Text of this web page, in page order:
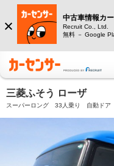
中古車情報カ
Recruit Co., Ltd.
無料 － Google
三菱ふそう ローザ
スーパーロング 33人乗り 自動ドア